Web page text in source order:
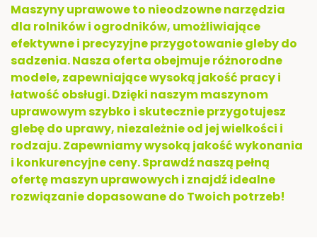
Maszyny uprawowe to nieodzowne narzędzia
dla rolników i ogrodników, umożliwiające
efektywne i precyzyjne przygotowanie gleby do
sadzenia. Nasza oferta obejmuje różnorodne
modele, zapewniające wysoką jakość pracy i
łatwość obsługi. Dzięki naszym maszynom
uprawowym szybko i skutecznie przygotujesz
glebę do uprawy, niezależnie od jej wielkości i
rodzaju. Zapewniamy wysoką jakość wykonania
i konkurencyjne ceny. Sprawdź naszą pełną
ofertę maszyn uprawowych i znajdź idealne
rozwiązanie dopasowane do Twoich potrzeb!